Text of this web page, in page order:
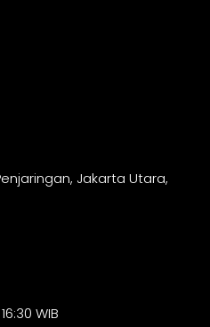
Jakarta Utara,
WIB